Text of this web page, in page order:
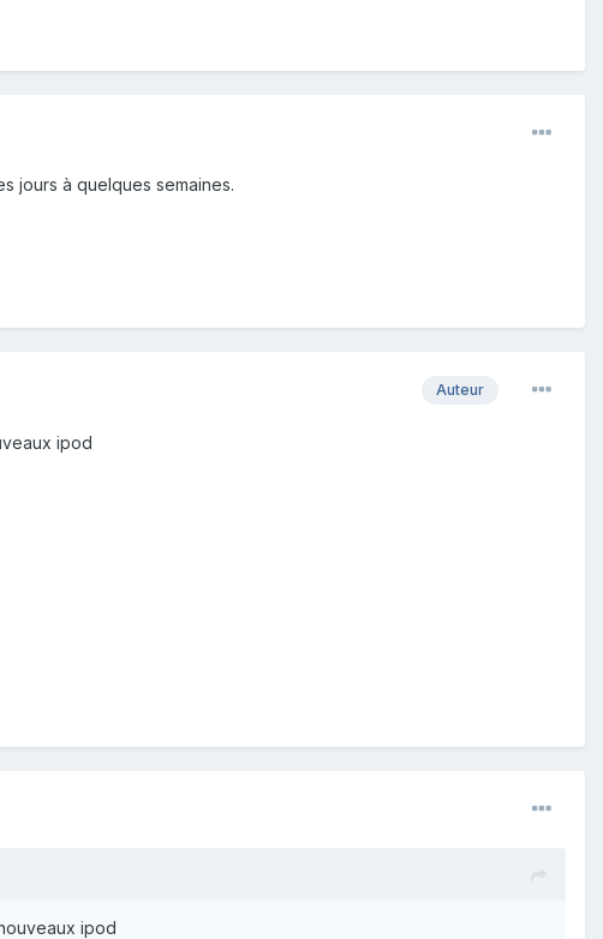
jours à quelques semaines.
Auteur
ipod
ipod